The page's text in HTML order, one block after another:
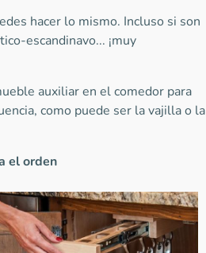
hacer lo mismo. Incluso si son
escandinavo... ¡muy
auxiliar en el comedor para
como puede ser la vajilla o la
elorden